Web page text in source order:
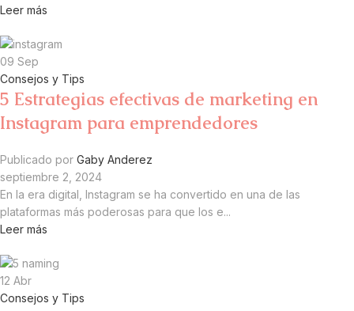
Leer más
09 Sep
Consejos y Tips
5 Estrategias efectivas de marketing en
Instagram para emprendedores
Publicado por Gaby Anderez
septiembre 2, 2024
En la era digital, Instagram se ha convertido en una de las
plataformas más poderosas para que los e...
Leer más
12 Abr
Consejos y Tips